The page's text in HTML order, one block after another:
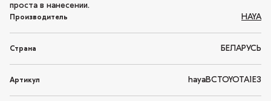
проста в нанесении.
Производитель HAYA
Страна БЕЛАРУСЬ
Артикул hayaBCTOYOTA1E3